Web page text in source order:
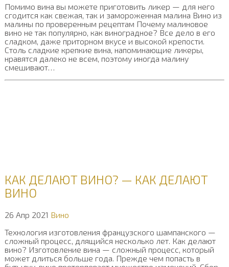
Помимо вина вы можете приготовить ликер — для него
сгодится как свежая, так и замороженная малина Вино из
малины по проверенным рецептам Почему малиновое
вино не так популярно, как виноградное? Все дело в его
сладком, даже приторном вкусе и высокой крепости.
Столь сладкие крепкие вина, напоминающие ликеры,
нравятся далеко не всем, поэтому иногда малину
смешивают…
КАК ДЕЛАЮТ ВИНО? — КАК ДЕЛАЮТ
ВИНО
26 Апр 2021 Вино
Технология изготовления французского шампанского —
сложный процесс, длящийся несколько лет. Как делают
вино? Изготовление вина — сложный процесс, который
может длиться больше года. Прежде чем попасть в